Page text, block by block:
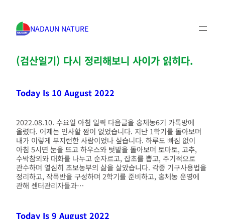
NADAUN NATURE
(검산일기) 다시 정리해보니 사이가 읽히다.
Today Is 10 August 2022
2022.08.10. 수요일 아침 일찍 다음글을 홍체농6기 카톡방에
올렸다. 어제는 인사할 짬이 없었습니다. 지난 1학기를 돌아보며
내가 이렇게 부지런한 사람이었나 싶습니다. 하루도 빠짐 없이
아침 5시면 눈을 뜨고 하우스와 텃밭을 돌아보며 토마토, 고추,
수박참외와 대화를 나누고 순자르고, 잡초를 뽑고, 주기적으로
관수하며 열심히 초보농부의 삶을 살았습니다. 각종 기구사용법을
정리하고, 작목반을 구성하며 2학기를 준비하고, 홍체농 운영에
관해 센터관리자들과…
Today Is 9 August 2022